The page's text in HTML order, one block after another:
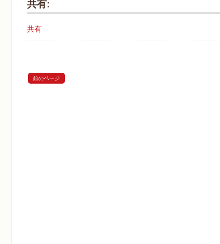
共有:
共有
前のページ